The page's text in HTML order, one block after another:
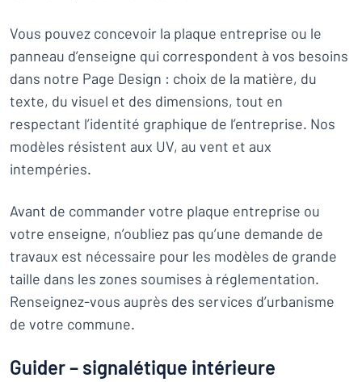
Vous pouvez concevoir la plaque entreprise ou le
panneau d’enseigne qui correspondent à vos besoins
dans notre Page Design : choix de la matière, du
texte, du visuel et des dimensions, tout en
respectant l’identité graphique de l’entreprise. Nos
modèles résistent aux UV, au vent et aux
intempéries.
Avant de commander votre plaque entreprise ou
votre enseigne, n’oubliez pas qu’une demande de
travaux est nécessaire pour les modèles de grande
taille dans les zones soumises à réglementation.
Renseignez-vous auprès des services d’urbanisme
de votre commune.
Guider – signalétique intérieure